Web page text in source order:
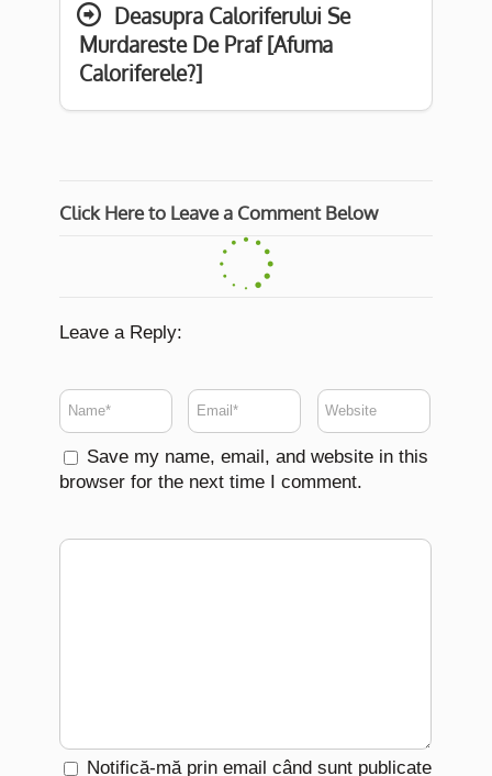
Deasupra Caloriferului Se
Murdareste De Praf [Afuma
Caloriferele?]
Click Here to Leave a Comment Below
Leave a Reply:
Save my name, email, and website in this
browser for the next time I comment.
Notifică-mă prin email când sunt publicate